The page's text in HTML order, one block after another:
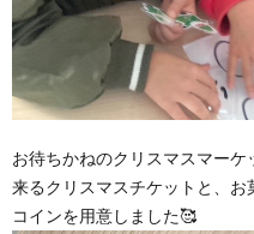
お待ちかねのクリスマスマー
来るクリスマスチケットと、
コインを用意しました🥰